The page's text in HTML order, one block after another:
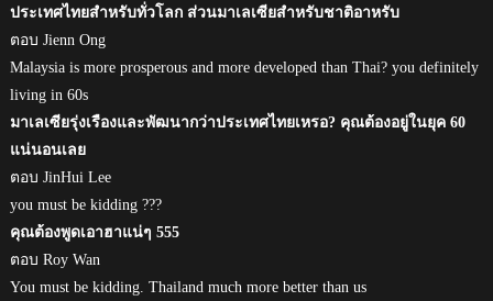
ประเทศไทยสำหรับทั่วโลก ส่วนมาเลเซียสำหรับชาติอาหรับ
ตอบ Jienn Ong
Malaysia is more prosperous and more developed than Thai? you definitely
living in 60s
มาเลเซียรุ่งเรืองและพัฒนากว่าประเทศไทยเหรอ? คุณต้องอยู่ในยุค 60
แน่นอนเลย
ตอบ JinHui Lee
you must be kidding ???
คุณต้องพูดเอาฮาแน่ๆ 555
ตอบ Roy Wan
You must be kidding. Thailand much more better than us